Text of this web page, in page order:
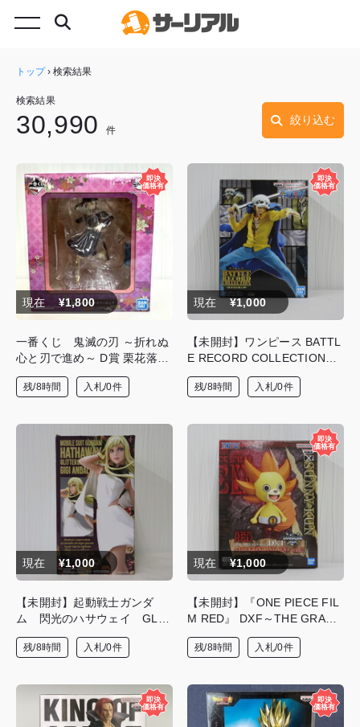
トップ› 検索結果
検索結果
30,990件
絞り込む
現在 ¥1,800
一番くじ 鬼滅の刃 ～折れぬ
心と刃で進め～ D賞 栗花落カ
ナヲ フィギュア
残/8時間 入札/0件
現在 ¥1,000
【未開封】ワンピース BATTL
E RECORD COLLECTION -
TRAFALGAR.LAW(トラファ
ルガー・ロー)- フィギュア
残/8時間 入札/0件
現在 ¥1,000
【未開封】起動戦士ガンダ
ム 閃光のハサウェイ GLIT
TER&GLAMOURS -GIGI AN
DALUCIA- フィギュア
残/8時間 入札/0件
現在 ¥1,000
【未開封】『ONE PIECE FIL
M RED』 DXF～THE GRAND
LINE MEN～vol.12 【B】
「SUNNY KUN」フィギュア
残/8時間 入札/0件